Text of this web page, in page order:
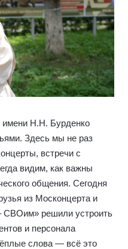
имени Н.Н. Бурденко
Здесь мы не раз
встречи с
видим, как важны
общения. Сегодня
из Москонцерта и
СВОим» решили устроить
и персонала
слова — всё это